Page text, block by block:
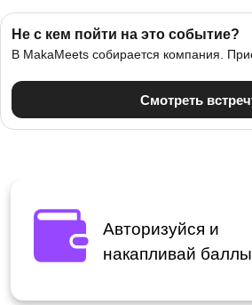
Авторизуйся и
накапливай баллы